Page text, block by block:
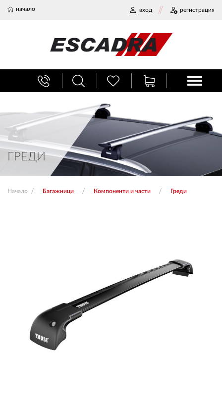
начало вход регистрация
ГРЕДИ
Начало Багажници Компоненти и части Греди
БАГАЖНИЦИ
ТЕГЛИЧ ЗА КОЛА
ВЕРИГИ ЗА СНЯГ
ХЛАДИЛНИ ЧАНТИ
0 продукта
Количка
0 продукта